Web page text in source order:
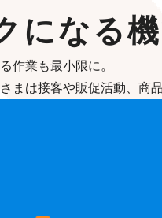
になる
作業も最小限に。
まは接客や販促活動、商